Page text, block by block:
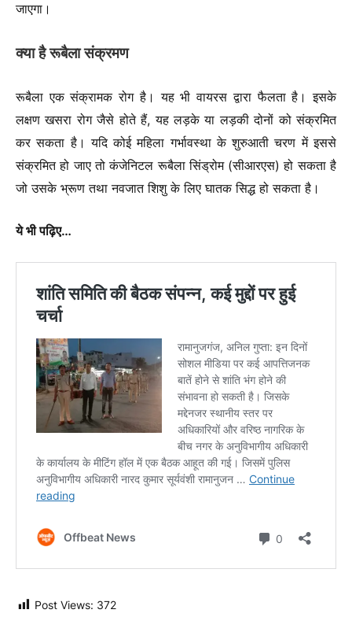
जाएगा।
क्या है रूबैला संक्रमण
रूबैला एक संक्रामक रोग है। यह भी वायरस द्वारा फैलता है। इसके
लक्षण खसरा रोग जैसे होते हैं, यह लड़के या लड़की दोनों को संक्रमित
कर सकता है। यदि कोई महिला गर्भावस्था के शुरुआती चरण में इससे
संक्रमित हो जाए तो कंजेनिटल रूबैला सिंड्रोम (सीआरएस) हो सकता है
जो उसके भ्रूण तथा नवजात शिशु के लिए घातक सिद्ध हो सकता है।
ये भी पढ़िए…
Post Views: 372